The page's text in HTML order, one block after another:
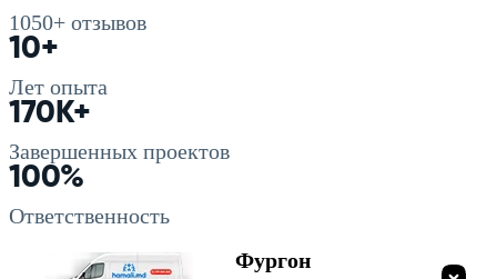
1050+ отзывов
10+
Лет опыта
170K+
Завершенных проектов
100%
Ответственность
Фургон